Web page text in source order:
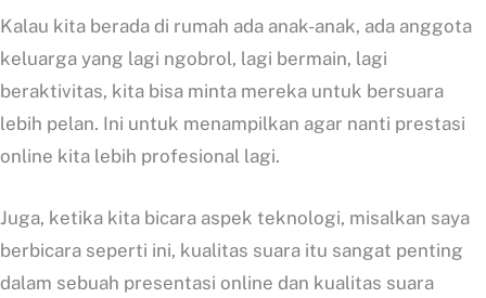
Kalau kita berada di rumah ada anak-anak, ada anggota
keluarga yang lagi ngobrol, lagi bermain, lagi
beraktivitas, kita bisa minta mereka untuk bersuara
lebih pelan. Ini untuk menampilkan agar nanti prestasi
online kita lebih profesional lagi.
Juga, ketika kita bicara aspek teknologi, misalkan saya
berbicara seperti ini, kualitas suara itu sangat penting
dalam sebuah presentasi online dan kualitas suara